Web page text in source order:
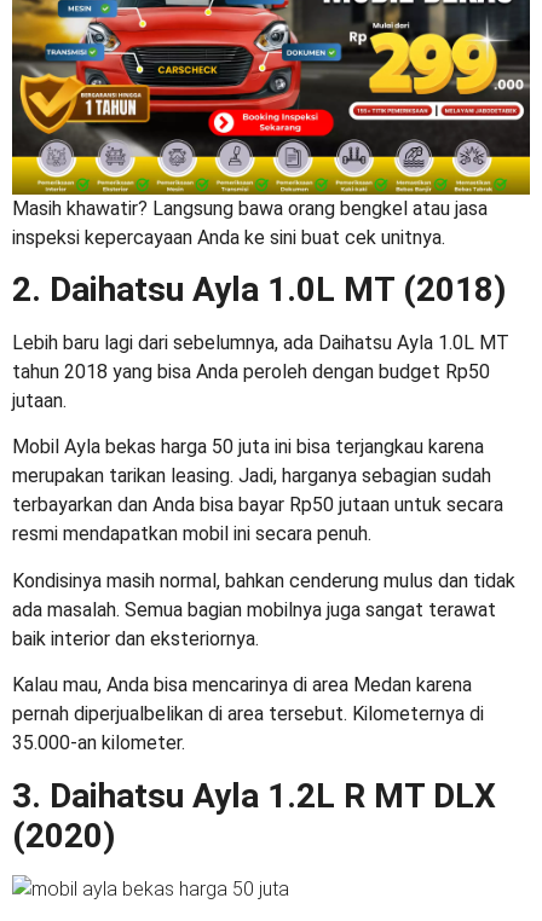
Masih khawatir? Langsung bawa orang bengkel atau jasa
inspeksi kepercayaan Anda ke sini buat cek unitnya.
2. Daihatsu Ayla 1.0L MT (2018)
Lebih baru lagi dari sebelumnya, ada Daihatsu Ayla 1.0L MT
tahun 2018 yang bisa Anda peroleh dengan budget Rp50
jutaan.
Mobil Ayla bekas harga 50 juta ini bisa terjangkau karena
merupakan tarikan leasing. Jadi, harganya sebagian sudah
terbayarkan dan Anda bisa bayar Rp50 jutaan untuk secara
resmi mendapatkan mobil ini secara penuh.
Kondisinya masih normal, bahkan cenderung mulus dan tidak
ada masalah. Semua bagian mobilnya juga sangat terawat
baik interior dan eksteriornya.
Kalau mau, Anda bisa mencarinya di area Medan karena
pernah diperjualbelikan di area tersebut. Kilometernya di
35.000-an kilometer.
3. Daihatsu Ayla 1.2L R MT DLX
(2020)